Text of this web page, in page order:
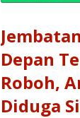
Depan
Roboh,
Diduga